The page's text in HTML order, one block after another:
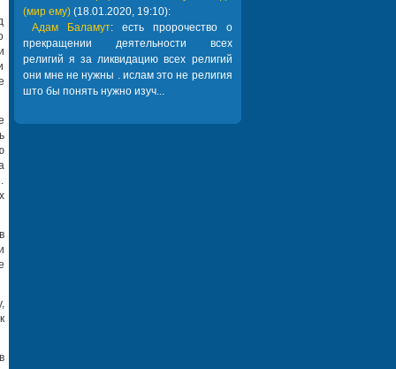
(мир ему)(18.01.2020, 19:10):
Адам Баламут: есть пророчество о
прекращении деятельности всех
религий я за ликвидацию всех религий
они мне не нужны . ислам это не религия
што бы понять нужно изуч...